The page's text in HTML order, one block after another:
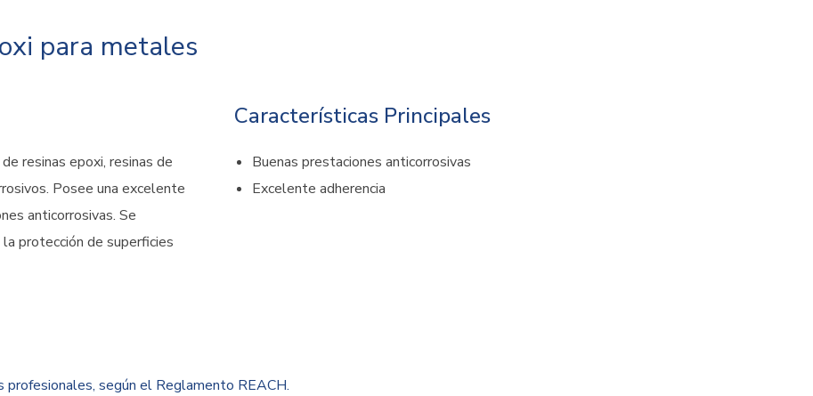
para metales
resinas epoxi, resinas de
Posee una excelente
anticorrosivas. Se
protección de superficies
Características Principales
Buenas prestaciones anticorrosivas
Excelente adherencia
profesionales, según el Reglamento REACH.